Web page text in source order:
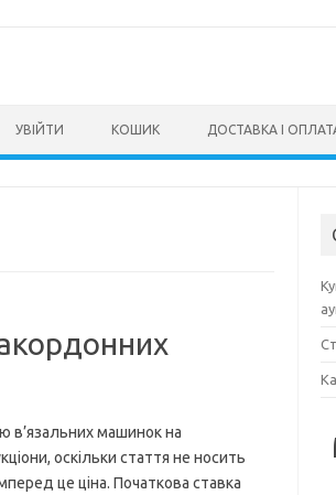
УВІЙТИ КОШИК ДОСТАВКА І
в’язальних машинок на
оскільки стаття не носить
це ціна. Початкова ставка